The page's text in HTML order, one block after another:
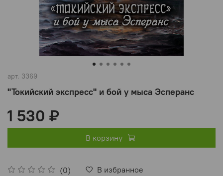
арт. 3369
"Токийский экспресс" и бой у мыса Эсперанс
(0) В избранное
1 530 ₽
В корзину